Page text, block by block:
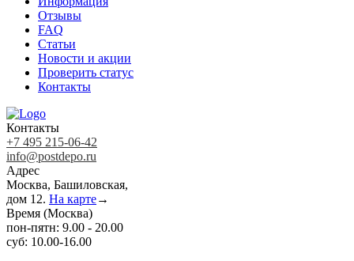
Отзывы
FAQ
Статьи
Новости и акции
Проверить статус
Контакты
Контакты
+7 495 215-06-42
info@postdepo.ru
Адрес
Москва, Башиловская,
дом 12. На карте→
Время (Москва)
пон-пятн: 9.00 - 20.00
суб: 10.00-16.00